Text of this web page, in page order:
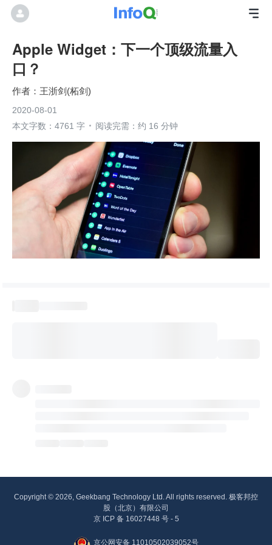
Apple Widget：下一个顶级流量入
口？
王浙剑(柘剑)
2020-08-01
本文字数：4761 字
阅读完需：约 16 分钟
Copyright © 2026, Geekbang Technology Ltd. All rights reserved. 极客邦控
股（北京）有限公司
京 ICP 备 16027448 号 - 5
京公网安备 11010502039052号